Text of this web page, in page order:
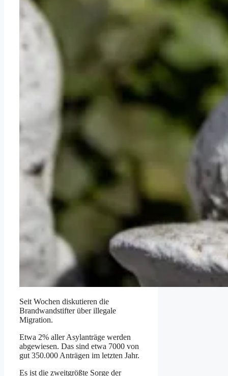
Seit Wochen diskutieren die
Brandwandstifter über illegale
Migration.
Etwa 2% aller Asylanträge werden
abgewiesen. Das sind etwa 7000 von
gut 350.000 Anträgen im letzten Jahr.
Es ist die zweitgrößte Sorge der